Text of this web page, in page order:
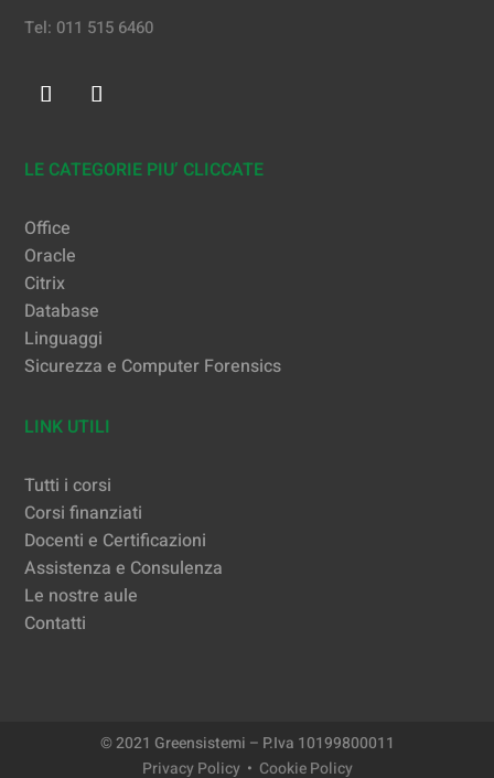
Tel: 011 515 6460
LE CATEGORIE PIU’ CLICCATE
Office
Oracle
Citrix
Database
Linguaggi
Sicurezza e Computer Forensics
LINK UTILI
Tutti i corsi
Corsi finanziati
Docenti e Certificazioni
Assistenza e Consulenza
Le nostre aule
Contatti
© 2021 Greensistemi – P.Iva 10199800011
Privacy Policy• Cookie Policy